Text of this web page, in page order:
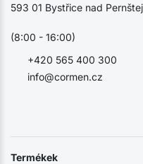
info@cormen.cz
+420 565 400 300
593 01 Bystřice nad
(8:00 - 16:00)
Termékek